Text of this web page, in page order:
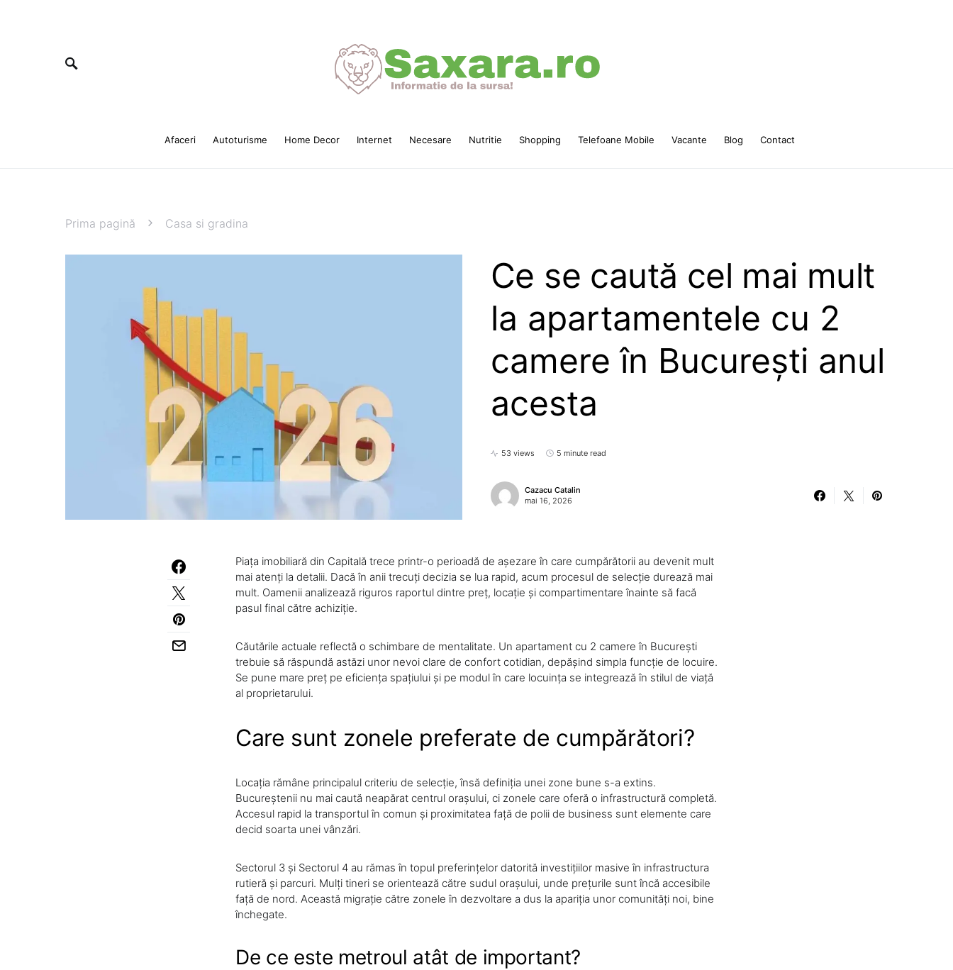
Afaceri Autoturisme Home Decor Internet Necesare Nutritie Shopping Telefoane Mobile Vacante Blog Contact
Prima pagină Casa si gradina
Ce se caută cel mai mult
la apartamentele cu 2
camere în București anul
acesta
53 views 5 minute read
Cazacu Catalin
mai 16, 2026
Piața imobiliară din Capitală trece printr-o perioadă de așezare în care cumpărătorii au devenit mult
mai atenți la detalii. Dacă în anii trecuți decizia se lua rapid, acum procesul de selecție durează mai
mult. Oamenii analizează riguros raportul dintre preț, locație și compartimentare înainte să facă
pasul final către achiziție.
Căutările actuale reflectă o schimbare de mentalitate. Un apartament cu 2 camere în București
trebuie să răspundă astăzi unor nevoi clare de confort cotidian, depășind simpla funcție de locuire.
Se pune mare preț pe eficiența spațiului și pe modul în care locuința se integrează în stilul de viață
al proprietarului.
Care sunt zonele preferate de cumpărători?
Locația rămâne principalul criteriu de selecție, însă definiția unei zone bune s-a extins.
Bucureștenii nu mai caută neapărat centrul orașului, ci zonele care oferă o infrastructură completă.
Accesul rapid la transportul în comun și proximitatea față de polii de business sunt elemente care
decid soarta unei vânzări.
Sectorul 3 și Sectorul 4 au rămas în topul preferințelor datorită investițiilor masive în infrastructura
rutieră și parcuri. Mulți tineri se orientează către sudul orașului, unde prețurile sunt încă accesibile
față de nord. Această migrație către zonele în dezvoltare a dus la apariția unor comunități noi, bine
închegate.
De ce este metroul atât de important?